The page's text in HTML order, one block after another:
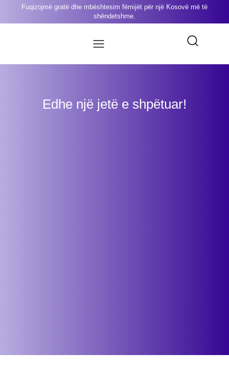
Fuqizojmë gratë dhe mbështesim fëmijët për një Kosovë më të
shëndetshme.
Edhe një jetë e shpëtuar!